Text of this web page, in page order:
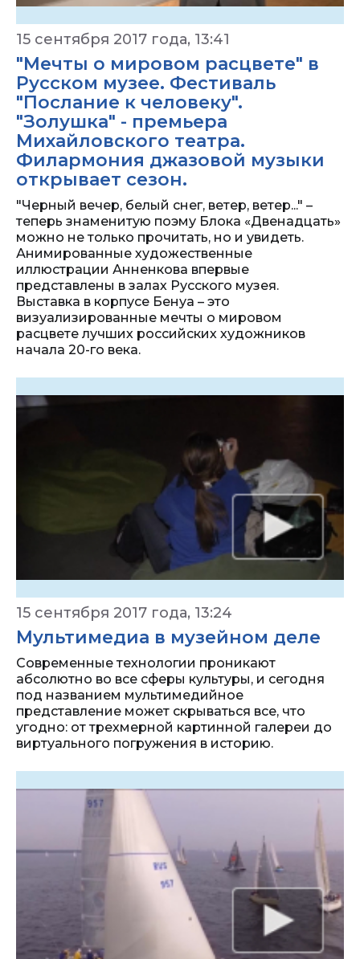
15 сентября 2017 года, 13:41
"Мечты о мировом расцвете" в
Русском музее. Фестиваль
"Послание к человеку".
"Золушка" - премьера
Михайловского театра.
Филармония джазовой музыки
открывает сезон.
"Черный вечер, белый снег, ветер, ветер..." –
теперь знаменитую поэму Блока «Двенадцать»
можно не только прочитать, но и увидеть.
Анимированные художественные
иллюстрации Анненкова впервые
представлены в залах Русского музея.
Выставка в корпусе Бенуа – это
визуализированные мечты о мировом
расцвете лучших российских художников
начала 20-го века.
15 сентября 2017 года, 13:24
Мультимедиа в музейном деле
Современные технологии проникают
абсолютно во все сферы культуры, и сегодня
под названием мультимедийное
представление может скрываться все, что
угодно: от трехмерной картинной галереи до
виртуального погружения в историю.